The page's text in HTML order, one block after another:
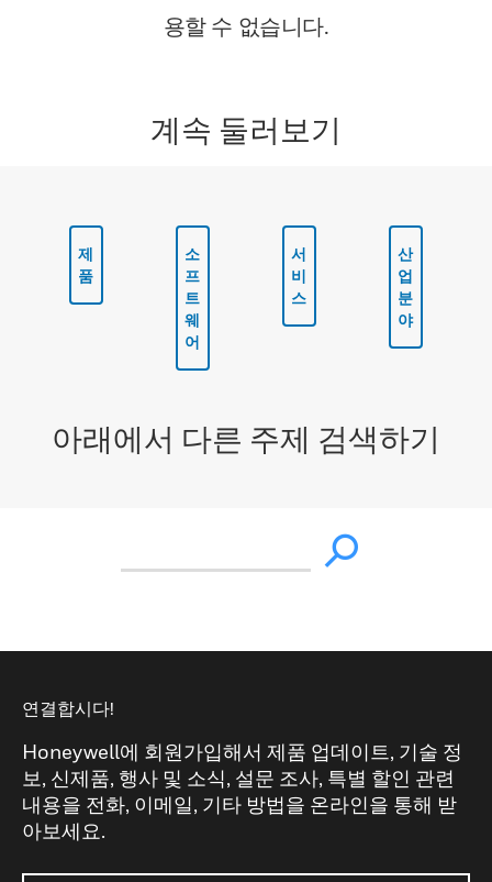
용할 수 없습니다.
계속 둘러보기
제
품
소
프
트
웨
어
서
비
스
산
업
분
야
아래에서 다른 주제 검색하기
연결합시다!
Honeywell에 회원가입해서 제품 업데이트, 기술 정
보, 신제품, 행사 및 소식, 설문 조사, 특별 할인 관련
내용을 전화, 이메일, 기타 방법을 온라인을 통해 받
아보세요.